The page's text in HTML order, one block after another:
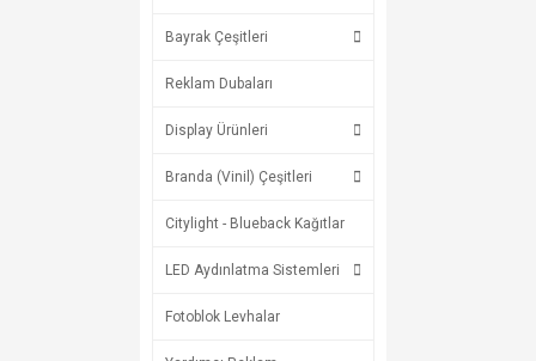
Bayrak Çeşitleri
Reklam Dubaları
Display Ürünleri
Branda (Vinil) Çeşitleri
Citylight - Blueback Kağıtlar
LED Aydınlatma Sistemleri
Fotoblok Levhalar